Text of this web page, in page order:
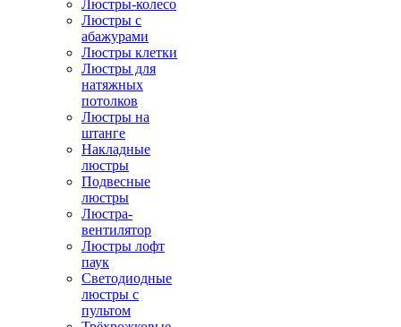
Люстры-колесо
Люстры с
абажурами
Люстры клетки
Люстры для
натяжных
потолков
Люстры на
штанге
Накладные
люстры
Подвесные
люстры
Люстра-
вентилятор
Люстры лофт
паук
Светодиодные
люстры с
пультом